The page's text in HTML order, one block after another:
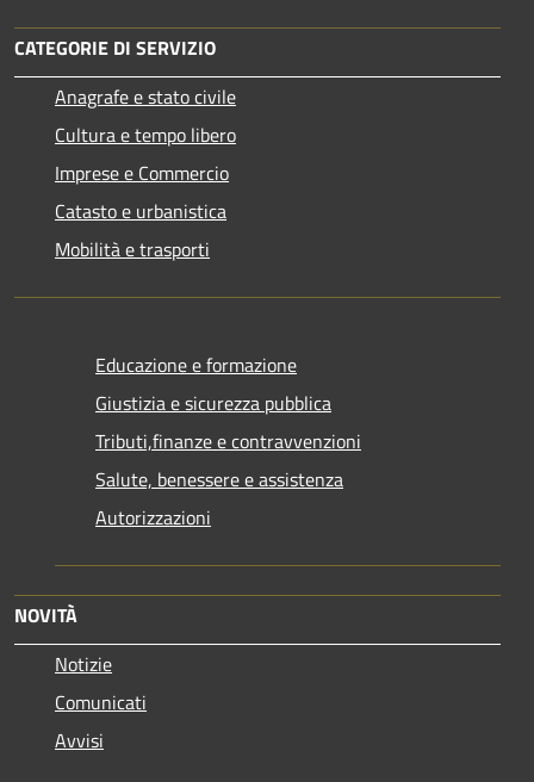
CATEGORIE DI SERVIZIO
Anagrafe e stato civile
Cultura e tempo libero
Imprese e Commercio
Catasto e urbanistica
Mobilità e trasporti
Educazione e formazione
Giustizia e sicurezza pubblica
Tributi,finanze e contravvenzioni
Salute, benessere e assistenza
Autorizzazioni
NOVITÀ
Notizie
Comunicati
Avvisi